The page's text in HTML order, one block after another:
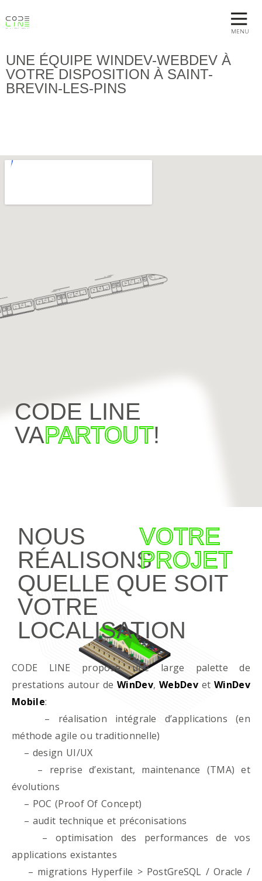
MENU
UNE ÉQUIPE WINDEV-WEBDEV À
VOTRE DISPOSITION À SAINT-
BREVIN-LES-PINS
CODE LINE
VAPARTOUT!
NOUS
RÉALISONS
VOTRE
PROJET
QUELLE QUE SOIT
VOTRE
LOCALISATION
CODE LINE propose une large palette de
prestations autour deWinDev,WebDevet WinDev
Mobile:
– réalisation intégrale d’applications (en
méthode agile ou traditionnelle)
– design UI/UX
– reprise d’existant, maintenance (TMA) et
évolutions
– POC (Proof Of Concept)
– audit technique et préconisations
– optimisation des performances de vos
applications existantes
– migrations Hyperfile > PostGreSQL / Oracle /